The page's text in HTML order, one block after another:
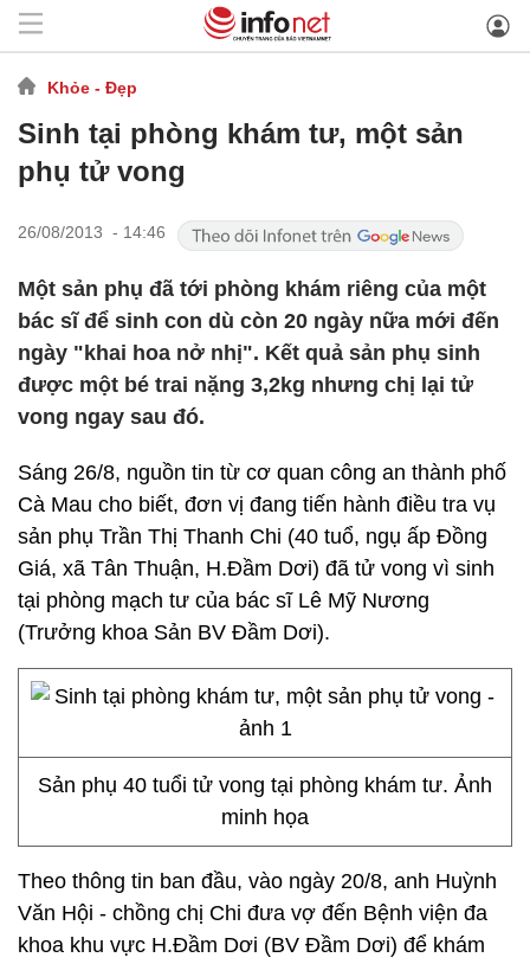
Khỏe - Đẹp
Sinh tại phòng khám tư, một sản
phụ tử vong
26/08/2013 - 14:46
Một sản phụ đã tới phòng khám riêng của một
bác sĩ để sinh con dù còn 20 ngày nữa mới đến
ngày "khai hoa nở nhị". Kết quả sản phụ sinh
được một bé trai nặng 3,2kg nhưng chị lại tử
vong ngay sau đó.
Sáng 26/8, nguồn tin từ cơ quan công an thành phố
Cà Mau cho biết, đơn vị đang tiến hành điều tra vụ
sản phụ Trần Thị Thanh Chi (40 tuổ, ngụ ấp Đồng
Giá, xã Tân Thuận, H.Đầm Dơi) đã tử vong vì sinh
tại phòng mạch tư của bác sĩ Lê Mỹ Nương
(Trưởng khoa Sản BV Đầm Dơi).
Sản phụ 40 tuổi tử vong tại phòng khám tư. Ảnh
minh họa
Theo thông tin ban đầu, vào ngày 20/8, anh Huỳnh
Văn Hội - chồng chị Chi đưa vợ đến Bệnh viện đa
khoa khu vực H.Đầm Dơi (BV Đầm Dơi) để khám